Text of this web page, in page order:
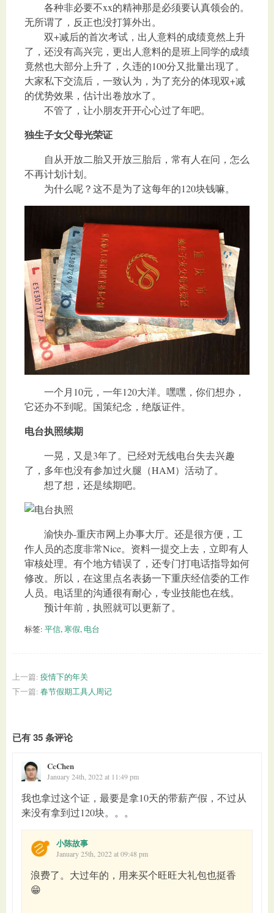
各种非必要不xx的精神那是必须要认真领会的。
无所谓了，反正也没打算外出。
双+减后的首次考试，出人意料的成绩竟然上升
了，还没有高兴完，更出人意料的是班上同学的成绩
竟然也大部分上升了，久违的100分又批量出现了。
大家私下交流后，一致认为，为了充分的体现双+减
的优势效果，估计出卷放水了。
不管了，让小朋友开开心心过了年吧。
独生子女父母光荣证
自从开放二胎又开放三胎后，常有人在问，怎么
不再计划计划。
为什么呢？这不是为了这每年的120块钱嘛。
一个月10元，一年120大洋。嘿嘿，你们想办，
它还办不到呢。国策纪念，绝版证件。
电台执照续期
一晃，又是3年了。已经对无线电台失去兴趣
了，多年也没有参加过火腿（HAM）活动了。
想了想，还是续期吧。
渝快办-重庆市网上办事大厅。还是很方便，工
作人员的态度非常Nice。资料一提交上去，立即有人
审核处理。有个地方错误了，还专门打电话指导如何
修改。所以，在这里点名表扬一下重庆经信委的工作
人员。电话里的沟通很有耐心，专业技能也在线。
预计年前，执照就可以更新了。
标签: 平信,寒假, 电台
上一篇: 疫情下的年关
下一篇: 春节假期工具人周记
已有 35 条评论
CcChen
January 24th, 2022 at 11:49 pm
我也拿过这个证，最要是拿10天的带薪产假，不过从
来没有拿到过120块。。。
小陈故事
January 25th, 2022 at 09:48 pm
浪费了。大过年的，用来买个旺旺大礼包也挺香
😁